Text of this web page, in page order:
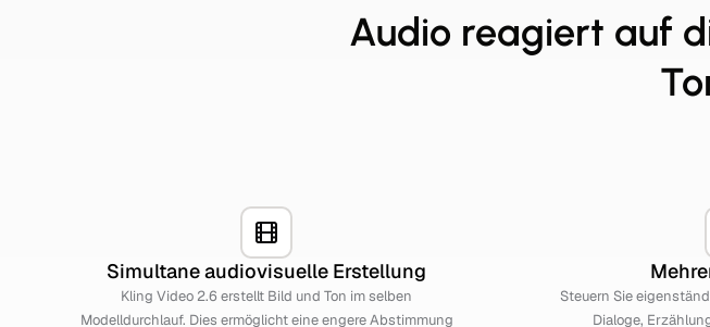
Audio reagiert auf
Simultane audiovisuelle Erstellung
Kling Video 2.6 erstellt Bild und Ton im selben
Modelldurchlauf. Dies ermöglicht eine engere Abstimmung
Steuern Sie
Dialoge,